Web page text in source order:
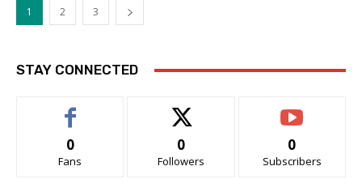
1 2 3
STAY CONNECTED
0
Fans
0
Followers
0
Subscribers